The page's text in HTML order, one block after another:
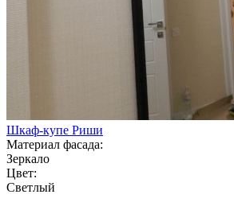
Шкаф-купе Риши
Материал фасада:
Зеркало
Цвет:
Светлый